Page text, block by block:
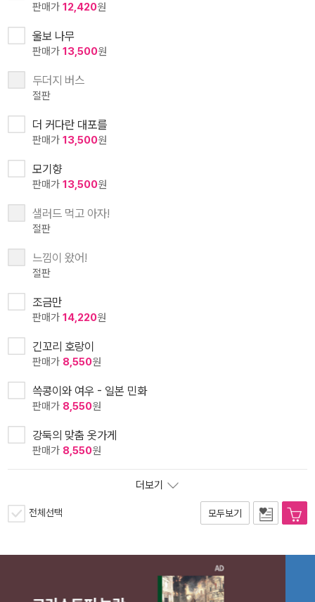
판매가 12,420원
울보 나무
판매가 13,500원
두더지 버스
절판
더 커다란 대포를
판매가 13,500원
모기향
판매가 13,500원
샐러드 먹고 아자!
절판
느낌이 왔어!
절판
조금만
판매가 14,220원
긴꼬리 호랑이
판매가 8,550원
쓱콩이와 여우 - 일본 민화
판매가 8,550원
강둑의 맞춤 옷가게
판매가 8,550원
더보기
전체선택 모두보기